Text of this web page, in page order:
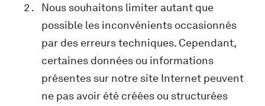
Nous souhaitons limiter autant que
possible les inconvénients occasionnés
par des erreurs techniques. Cependant,
certaines données ou informations
présentes sur notre site Internet peuvent
ne pas avoir été créées ou structurées